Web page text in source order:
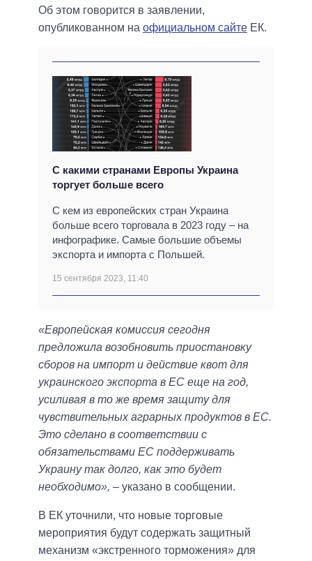
Об этом говорится в заявлении,
опубликованном на официальном сайте ЕК.
С какими странами Европы Украина
торгует больше всего
С кем из европейских стран Украина
больше всего торговала в 2023 году – на
инфографике. Самые большие объемы
экспорта и импорта с Польшей.
15 сентября 2023, 11:40
«Европейская комиссия сегодня
предложила возобновить приостановку
сборов на импорт и действие квот для
украинского экспорта в ЕС еще на год,
усиливая в то же время защиту для
чувствительных аграрных продуктов в ЕС.
Это сделано в соответствии с
обязательствами ЕС поддерживать
Украину так долго, как это будет
необходимо», – указано в сообщении.
В ЕК уточнили, что новые торговые
мероприятия будут содержать защитный
механизм «экстренного торможения» для